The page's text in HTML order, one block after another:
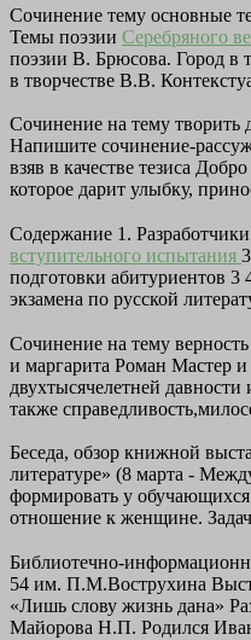
Сочинение тему основные
Темы поэзии Серебряного
поэзии В. Брюсова. Город в
в творчестве В.В.
Сочинение на тему творить
Напишите сочинение-
взяв в качестве тезиса
которое дарит улыбку,
Содержание 1.
вступительного испытания
подготовки абитуриентов 3
экзамена по русской
Сочинение на тему
и маргарита Роман Мастер
двухтысячелетней давности
также
Беседа, обзор книжной
литературе» (8 марта -
формировать у
отношение к женщине.
Библиотечно-
54 им. П.М.Вострухина
«Лишь слову жизнь дана»
Майорова Н.П. Родился